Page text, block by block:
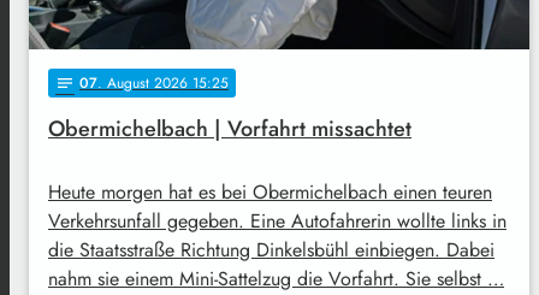
notes 07. August 2026 15:25
Obermichelbach | Vorfahrt missachtet
Heute morgen hat es bei Obermichelbach einen teuren
Verkehrsunfall gegeben. Eine Autofahrerin wollte links in
die Staatsstraße Richtung Dinkelsbühl einbiegen. Dabei
nahm sie einem Mini-Sattelzug die Vorfahrt. Sie selbst …